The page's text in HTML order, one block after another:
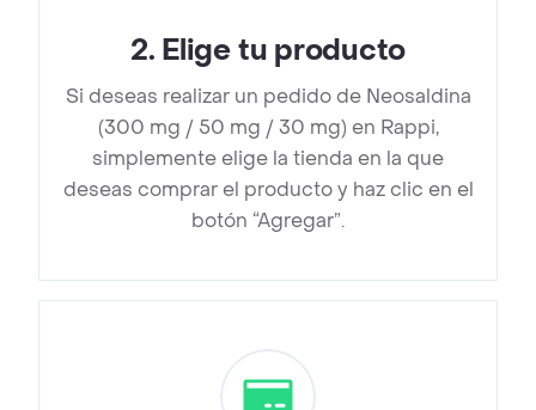
2. Elige tu producto
Si deseas realizar un pedido de Neosaldina
(300 mg / 50 mg / 30 mg) en Rappi,
simplemente elige la tienda en la que
deseas comprar el producto y haz clic en el
botón “Agregar”.